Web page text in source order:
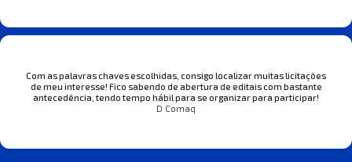
Com as palavras chaves escolhidas, consigo localizar muitas licitações
de meu interesse! Fico sabendo de abertura de editais com bastante
antecedência, tendo tempo hábil para se organizar para participar!
D Comaq